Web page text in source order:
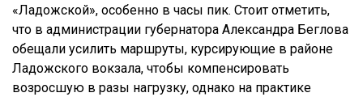
«Ладожской», особенно в часы пик. Стоит отметить,
что в администрации губернатора Александра Беглова
обещали усилить маршруты, курсирующие в районе
Ладожского вокзала, чтобы компенсировать
возросшую в разы нагрузку, однако на практике